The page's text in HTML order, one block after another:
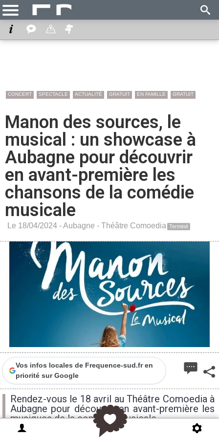
CONCERT SPECTACLE ACTUALITÉ GRATUIT EN FAMILLE GRATUIT
Manon des sources, le
musical : un showcase à
Aubagne pour découvrir
en avant-première les
chansons de la comédie
musicale
Le 18/04/2024 -Aubagne - Théâtre Comoedia Terminé
Vos infos locales de Frequence-sud.fr en
priorité sur Google
Rendez-vous le 18 avril au Théâtre Comoedia à
Aubagne pour découvrir en avant-première les
musiques de la comédie musicale.